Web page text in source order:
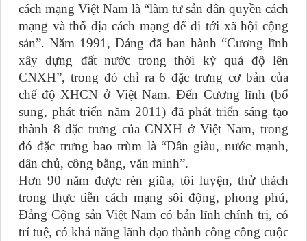
cách mạng Việt Nam là “làm tư sản dân quyền cách
mạng và thổ địa cách mạng để đi tới xã hội cộng
sản”. Năm 1991, Đảng đã ban hành “Cương lĩnh
xây dựng đất nước trong thời kỳ quá độ lên
CNXH”, trong đó chỉ ra 6 đặc trưng cơ bản của
chế độ XHCN ở Việt Nam. Đến Cương lĩnh (bổ
sung, phát triển năm 2011) đã phát triển sáng tạo
thành 8 đặc trưng của CNXH ở Việt Nam, trong
đó đặc trưng bao trùm là “Dân giàu, nước mạnh,
dân chủ, công bằng, văn minh”.
Hơn 90 năm được rèn giũa, tôi luyện, thử thách
trong thực tiễn cách mạng sôi động, phong phú,
Đảng Cộng sản Việt Nam có bản lĩnh chính trị, có
trí tuệ, có khả năng lãnh đạo thành công công cuộc